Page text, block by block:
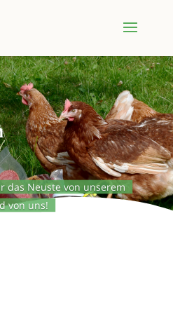
das Neuste von unserem
von uns!